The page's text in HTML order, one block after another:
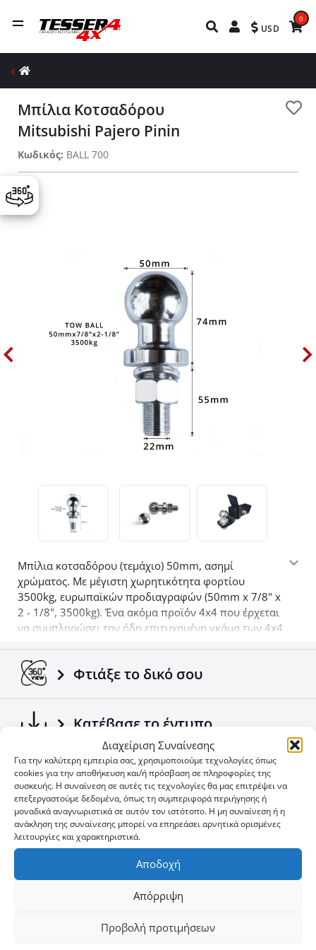
Διαχείριση Συναίνεσης
Για την καλύτερη εμπειρία σας, χρησιμοποιούμε τεχνολογίες όπως
cookies για την αποθήκευση και/ή πρόσβαση σε πληροφορίες της
συσκευής. Η συναίνεση σε αυτές τις τεχνολογίες θα μας επιτρέψει να
επεξεργαστούμε δεδομένα, όπως τη συμπεριφορά περιήγησης ή
μοναδικά αναγνωριστικά σε αυτόν τον ιστότοπο. Η μη συναίνεση ή η
ανάκληση της συναίνεσης μπορεί να επηρεάσει αρνητικά ορισμένες
λειτουργίες και χαρακτηριστικά.
Αποδοχή
Απόρριψη
Προβολή προτιμήσεων
USD
0
Μπίλια Κοτσαδόρου
Mitsubishi Pajero Pinin
Κωδικός: BALL 700
Μπίλια κοτσαδόρου (τεμάχιο) 50mm, ασημί
χρώματος. Με μέγιστη χωρητικότητα φορτίου
3500kg, ευρωπαϊκών προδιαγραφών (50mm x 7/8" x
2 - 1/8", 3500kg). Ένα ακόμα προϊόν 4x4 που έρχεται
να συμπληρώσει την ήδη επιτυχημένη γκάμα των 4x4
Φτιάξε το δικό σου
Κατέβασε το έντυπο
Δείτε τα Νέα μας
Δείτε τις προσφορές
Δεν θες να χάνεις ευκαιρία;